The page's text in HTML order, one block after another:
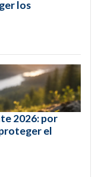
los
2026: por
el